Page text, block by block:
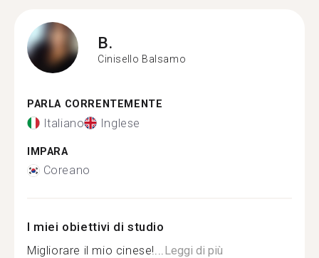
B.
Cinisello Balsamo
PARLA CORRENTEMENTE
Italiano Inglese
IMPARA
Coreano
I miei obiettivi di studio
Migliorare il mio cinese!...Leggi di più